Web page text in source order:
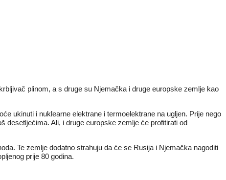
plinom, a s druge su Njemačka i druge europske zemlje kao
ukinuti i nuklearne elektrane i termoelektrane na ugljen. Prije nego
desetljećima. Ali, i druge europske zemlje će profitirati od
Te zemlje dodatno strahuju da će se Rusija i Njemačka nagoditi
prije 80 godina.